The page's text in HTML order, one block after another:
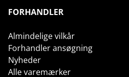
FORHANDLER
Almindelige vilkår
Forhandler ansøgning
Nyheder
Alle varemærker